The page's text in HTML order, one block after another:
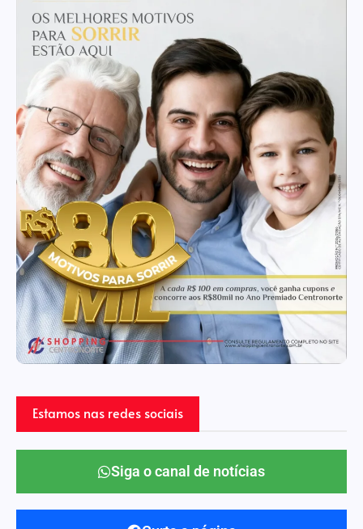
Estamos nas redes sociais
Siga o canal de notícias